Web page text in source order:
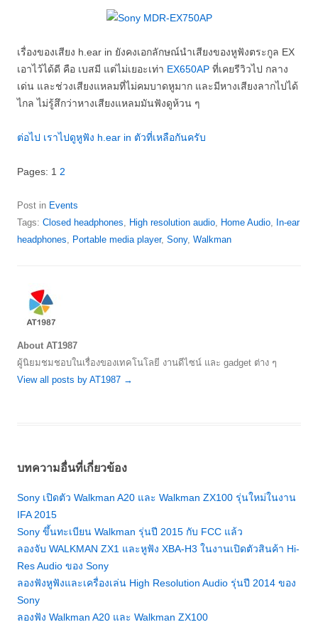
เรื่องของเสียง h.ear in ยังคงเอกลักษณ์นำเสียงของหูฟังตระกูล EX
เอาไว้ได้ดี คือ เบสมี แต่ไม่เยอะเท่า EX650AP ที่เคยรีวิวไป กลาง
เด่น และช่วงเสียงแหลมที่ไม่คมบาดหูมาก และมีหางเสียงลากไปได้
ไกล ไม่รู้สึกว่าหางเสียงแหลมมันฟังดูห้วน ๆ
ต่อไป เราไปดูหูฟัง h.ear in ตัวที่เหลือกันครับ
Pages: 1 2
Post in Events
Tags: Closed headphones, High resolution audio, Home Audio, In-ear
headphones, Portable media player, Sony, Walkman
About AT1987
ผู้นิยมชมชอบในเรื่องของเทคโนโลยี งานดีไซน์ และ gadget ต่าง ๆ
View all posts by AT1987 →
บทความอื่นที่เกี่ยวข้อง
Sony เปิดตัว Walkman A20 และ Walkman ZX100 รุ่นใหม่ในงาน
IFA 2015
Sony ขึ้นทะเบียน Walkman รุ่นปี 2015 กับ FCC แล้ว
ลองจับ WALKMAN ZX1 และหูฟัง XBA-H3 ในงานเปิดตัวสินค้า Hi-
Res Audio ของ Sony
ลองฟังหูฟังและเครื่องเล่น High Resolution Audio รุ่นปี 2014 ของ
Sony
ลองฟัง Walkman A20 และ Walkman ZX100